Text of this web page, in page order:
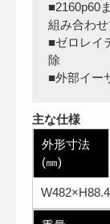
■2160p60
組み合わ
■ゼロレイ
除
■外部イー
主な仕様
外形寸法
(㎜)